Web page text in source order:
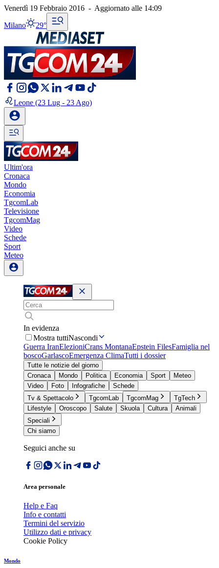
Venerdì 19 Febbraio 2016 - Aggiornato alle 14:09
Milano 29°
Leone (23 Lug - 23 Ago)
Ultim'ora
Cronaca
Mondo
Economia
TgcomLab
Televisione
TgcomMag
Video
Schede
Sport
Meteo
In evidenza
Mostra tuttiNascondi
Guerra IranElezioniCrans MontanaEpstein FilesFamiglia nel
boscoGarlascoEmergenza ClimaTutti i dossier
Tutte le notizie del giorno
Cronaca
Mondo Politica Economia Sport
Meteo
Video
Foto Infografiche
Schede
Tv & Spettacolo
TgcomLab TgcomMag
TgTech
Lifestyle
Oroscopo Salute Skuola Cultura
Animali
Speciali
Chi siamo
Seguici anche su
Area personale
Help e Faq
Info e contatti
Termini del servizio
Utilizzo dati e privacy
Cookie Policy
Mondo